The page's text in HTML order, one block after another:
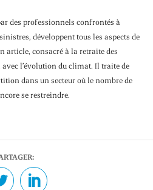
des profes­sionnels confrontés à
développent tous les aspects de
article, consa­cré à la retraite des
l’évolution du climat. Il traite de
dans un secteur où le nombre de
se restreindre.